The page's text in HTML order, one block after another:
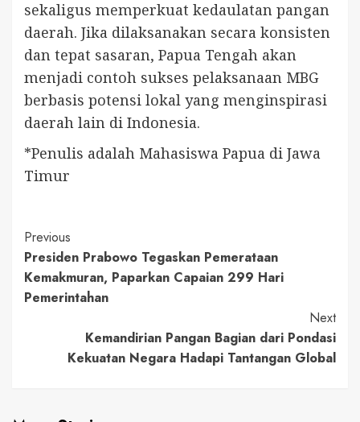
sekaligus memperkuat kedaulatan pangan
daerah. Jika dilaksanakan secara konsisten
dan tepat sasaran, Papua Tengah akan
menjadi contoh sukses pelaksanaan MBG
berbasis potensi lokal yang menginspirasi
daerah lain di Indonesia.
*Penulis adalah Mahasiswa Papua di Jawa
Timur
Continue
Reading
Previous
Presiden Prabowo Tegaskan Pemerataan
Kemakmuran, Paparkan Capaian 299 Hari
Pemerintahan
Next
Kemandirian Pangan Bagian dari Pondasi
Kekuatan Negara Hadapi Tantangan Global